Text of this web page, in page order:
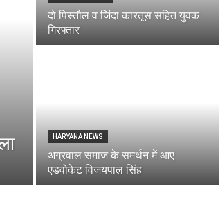
Newsदो पिस्तौल व जिंदा कारतूस सहित युवक
गिरफ्तार
HARYANA NEWS
अग्रवाल समाज के समर्थन में आए
एडवोकेट विजयपाल सिंह